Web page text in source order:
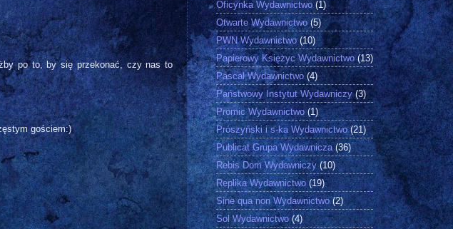
po to, by się przekonać, czy nas to
gościem:)
Oficynka Wydawnictwo (1)
Otwarte Wydawnictwo (5)
PWN Wydawnictwo (10)
Papierowy Księżyc Wydawnictwo (13)
Pascal Wydawnictwo (4)
Państwowy Instytut Wydawniczy (3)
Promic Wydawnictwo (1)
Prószyński i s-ka Wydawnictwo (21)
Publicat Grupa Wydawnicza (36)
Rebis Dom Wydawniczy (10)
Replika Wydawnictwo (19)
Sine qua non Wydawnictwo (2)
Sol Wydawnictwo (4)